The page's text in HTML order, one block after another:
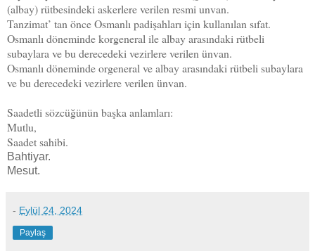
(albay) rütbesindeki askerlere verilen resmi unvan.
Tanzimat’ tan önce Osmanlı padişahları için kullanılan sıfat.
Osmanlı döneminde korgeneral ile albay arasındaki rütbeli
subaylara ve bu derecedeki vezirlere verilen ünvan.
Osmanlı döneminde orgeneral ve albay arasındaki rütbeli subaylara
ve bu derecedeki vezirlere verilen ünvan.
Saadetli sözcüğünün başka anlamları:
Mutlu,
Saadet sahibi.
Bahtiyar.
Mesut.
- Eylül 24, 2024
Paylaş